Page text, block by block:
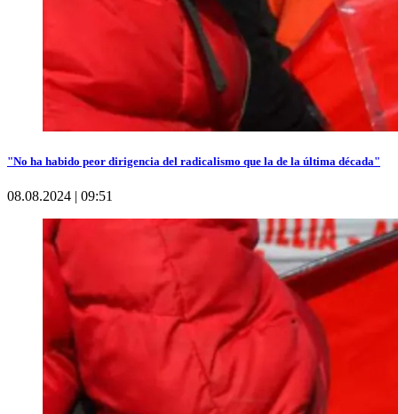
"No ha habido peor dirigencia del radicalismo que la de la última década"
08.08.2024 | 09:51